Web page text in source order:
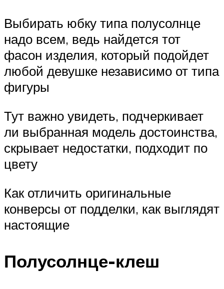
Выбирать юбку типа полусолнце
надо всем, ведь найдется тот
фасон изделия, который подойдет
любой девушке независимо от типа
фигуры
Тут важно увидеть, подчеркивает
ли выбранная модель достоинства,
скрывает недостатки, подходит по
цвету
Как отличить оригинальные
конверсы от подделки, как выглядят
настоящие
Полусолнце-клеш